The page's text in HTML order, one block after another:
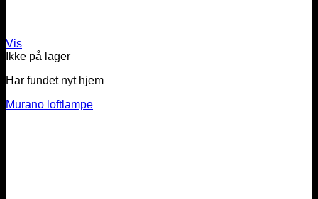
Vis
Ikke på lager
Har fundet nyt hjem
Murano loftlampe